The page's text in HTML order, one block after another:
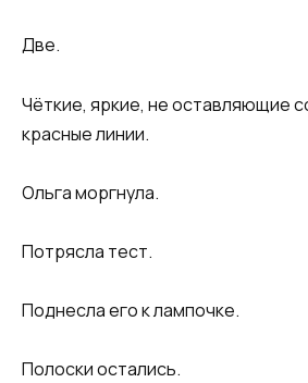
Две.
Чёткие, яркие, не оставляющие
красные линии.
Ольга моргнула.
Потрясла тест.
Поднесла его к лампочке.
Полоски остались.